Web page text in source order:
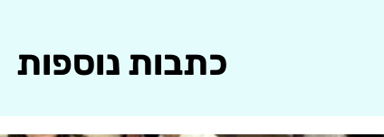
כתבות נוספות